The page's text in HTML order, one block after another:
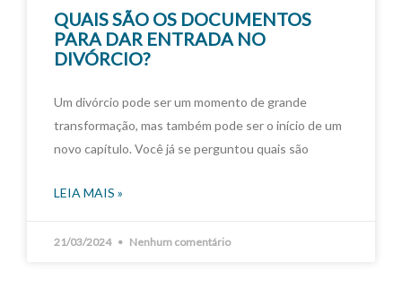
QUAIS SÃO OS DOCUMENTOS
PARA DAR ENTRADA NO
DIVÓRCIO?
Um divórcio pode ser um momento de grande
transformação, mas também pode ser o início de um
novo capítulo. Você já se perguntou quais são
LEIA MAIS »
21/03/2024 Nenhum comentário